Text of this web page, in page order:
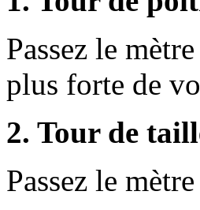
Passez le
plus forte de
2. Tour de
Passez le